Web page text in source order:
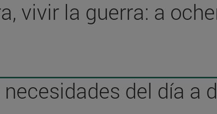
vivir la guerra: a
necesidades del día a